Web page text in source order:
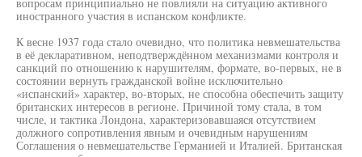
иностранного участия в испанском конфликте.
К весне 1937 года стало очевидно, что политика невмешательства
в её декларативном, неподтверждённом механизмами контроля и
санкций по отношению к нарушителям, формате, во-первых, не в
состоянии вернуть гражданской войне исключительно
«испанский» характер, во-вторых, не способна обеспечить защиту
британских интересов в регионе. Причиной тому стала, в том
числе, и тактика Лондона, характеризовавшаяся отсутствием
должного сопротивления явным и очевидным нарушениям
Соглашения о невмешательстве Германией и Италией. Британская